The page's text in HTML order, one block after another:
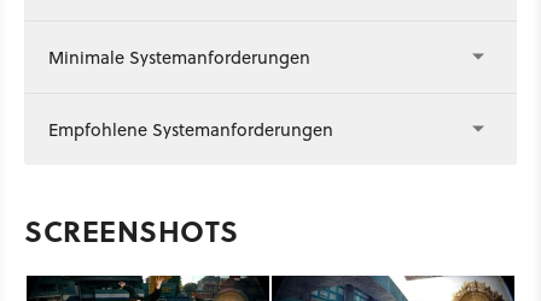
Minimale Systemanforderungen
Empfohlene Systemanforderungen
SCREENSHOTS